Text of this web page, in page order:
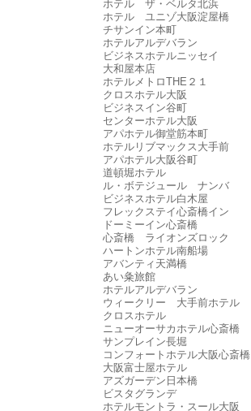
ホテル ザ・ベルタ北浜
ホテル ユニゾ大阪淀屋橋
チサンイン本町
ホテルアルデバラン
ビジネスホテルニッセイ
大和屋本店
ホテルメトロTHE２１
クロスホテル大阪
ビジネスイン谷町
センターホテル大阪
アパホテル御堂筋本町
ホテルリブマックス大手前
アパホテル大阪谷町
道頓堀ホテル
ル・ボテジュール ナンバ
ビジネスホテル白木屋
フレックステイ心斎橋イン
ドーミーイン心斎橋
心斎橋 ライオンズロック
ハートンホテル南船場
アバンティ天満橋
あい粂旅館
ホテルアルデバラン
ウィークリー 大手前ホテル
クロスホテル
ニューオーサカホテル心斎橋
サンプレイン長堀
コンフォートホテル大阪心斎橋
大阪富士屋ホテル
アズガーデン日本橋
ビスタグランデ
ホテルモントラ・スール大阪